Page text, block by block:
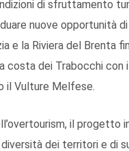
di sfruttamento
nuove opportunità
e la Riviera del Brenta
costa dei Trabocchi con
il Vulture Melfese.
il progetto
dei territori e di